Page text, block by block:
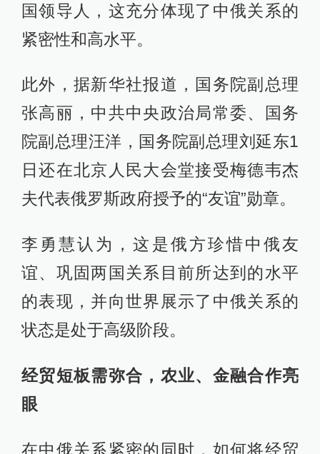
国领导人，这充分体现了中俄关系的
紧密性和高水平。
此外，据新华社报道，国务院副总理
张高丽，中共中央政治局常委、国务
院副总理汪洋，国务院副总理刘延东1
日还在北京人民大会堂接受梅德韦杰
夫代表俄罗斯政府授予的“友谊”勋章。
李勇慧认为，这是俄方珍惜中俄友
谊、巩固两国关系目前所达到的水平
的表现，并向世界展示了中俄关系的
状态是处于高级阶段。
经贸短板需弥合，农业、金融合作亮
眼
在中俄关系紧密的同时，如何将经贸